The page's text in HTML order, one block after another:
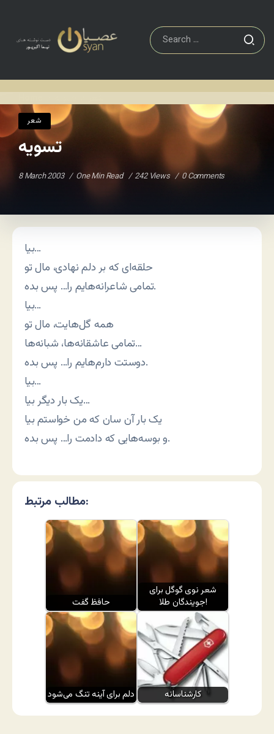
شعر
تسویه
8 March 2003 One Min Read 242 Views 0 Comments
بیا…
حلقه‌ای که بر دلم نهادی، مال تو
تمامی شاعرانه‌هایم را… پس بده.
بیا…
همه گل‌هایت، مال تو
تمامی عاشقانه‌ها، شبانه‌ها…
دوستت دارم‌هایم را… پس بده.
بیا…
یک بار دیگر بیا…
یک بار آن سان که من خواستم بیا
و بوسه‌هایی که دادمت را… پس بده.
مطالب مرتبط:
حافظ گفت
شعر نوی گوگل برای
جویندگان طلا!
دلم برای آینه تنگ می‌شود کارشناسانه